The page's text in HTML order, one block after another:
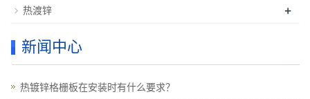
热渡锌 +
新闻中心
热镀锌格栅板在安装时有什么要求？